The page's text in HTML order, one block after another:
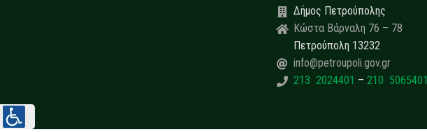
Δήμος Πετρούπολης
Κώστα Βάρναλη 76 – 78
Πετρούπολη 13232
info@petroupoli.gov.gr
213 2024401 – 210 5065401